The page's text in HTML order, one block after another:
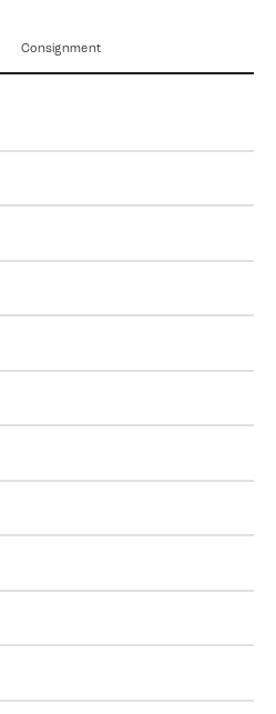
Consignment